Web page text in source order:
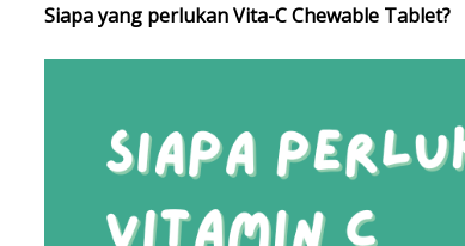
Siapa yang perlukan Vita-C Chewable Tablet?